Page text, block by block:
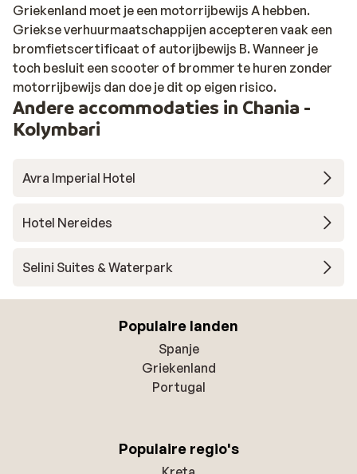
Griekenland moet je een motorrijbewijs A hebben.
Griekse verhuurmaatschappijen accepteren vaak een
bromfietscertificaat of autorijbewijs B. Wanneer je
toch besluit een scooter of brommer te huren zonder
motorrijbewijs dan doe je dit op eigen risico.
Andere accommodaties in Chania -
Kolymbari
Avra Imperial Hotel
Hotel Nereides
Selini Suites & Waterpark
Populaire landen
Spanje
Griekenland
Portugal
Populaire regio's